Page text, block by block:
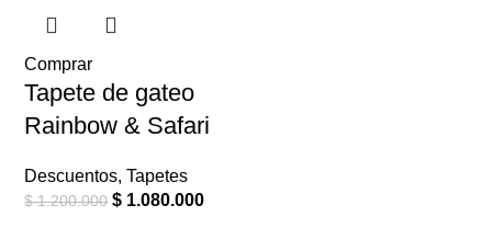
Comprar
Tapete de gateo
Rainbow & Safari
Descuentos, Tapetes
$1.200.000 $ 1.080.000